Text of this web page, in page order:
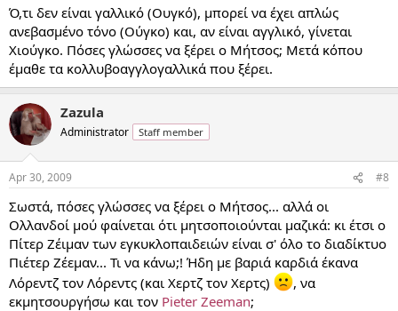
Ό,τι δεν είναι γαλλικό (Ουγκό), μπορεί να έχει απλώς
ανεβασμένο τόνο (Ούγκο) και, αν είναι αγγλικό, γίνεται
Χιούγκο. Πόσες γλώσσες να ξέρει ο Μήτσος; Μετά κόπου
έμαθε τα κολλυβοαγγλογαλλικά που ξέρει.
Zazula
Administrator Staff member
Apr 30, 2009 #8
Σωστά, πόσες γλώσσες να ξέρει ο Μήτσος... αλλά οι
Ολλανδοί μού φαίνεται ότι μητσοποιούνται μαζικά: κι έτσι ο
Πίτερ Ζέιμαν των εγκυκλοπαιδειών είναι σ' όλο το διαδίκτυο
Πιέτερ Ζέεμαν... Τι να κάνω;! Ήδη με βαριά καρδιά έκανα
Λόρεντζ τον Λόρεντς (και Χερτζ τον Χερτς)
, να
εκμητσουργήσω και τον Pieter Zeeman;